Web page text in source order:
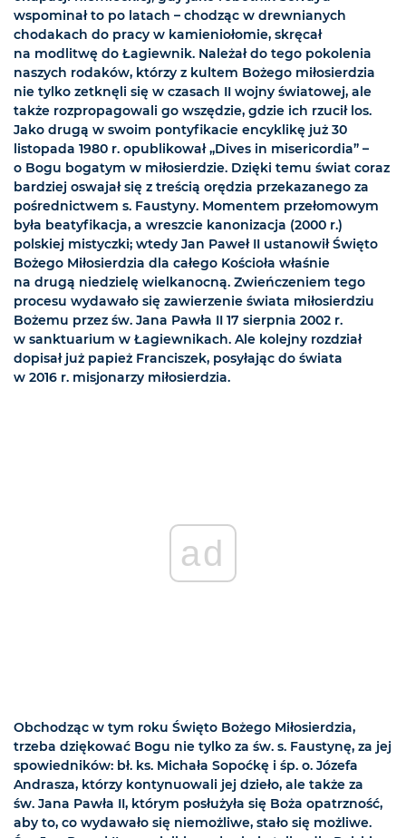
wspominał to po latach – chodząc w drewnianych
chodakach do pracy w kamieniołomie, skręcał
na modlitwę do Łagiewnik. Należał do tego pokolenia
naszych rodaków, którzy z kultem Bożego miłosierdzia
nie tylko zetknęli się w czasach II wojny światowej, ale
także rozpropagowali go wszędzie, gdzie ich rzucił los.
Jako drugą w swoim pontyfikacie encyklikę już 30
listopada 1980 r. opublikował „Dives in misericordia” –
o Bogu bogatym w miłosierdzie. Dzięki temu świat coraz
bardziej oswajał się z treścią orędzia przekazanego za
pośrednictwem s. Faustyny. Momentem przełomowym
była beatyfikacja, a wreszcie kanonizacja (2000 r.)
polskiej mistyczki; wtedy Jan Paweł II ustanowił Święto
Bożego Miłosierdzia dla całego Kościoła właśnie
na drugą niedzielę wielkanocną. Zwieńczeniem tego
procesu wydawało się zawierzenie świata miłosierdziu
Bożemu przez św. Jana Pawła II 17 sierpnia 2002 r.
w sanktuarium w Łagiewnikach. Ale kolejny rozdział
dopisał już papież Franciszek, posyłając do świata
w 2016 r. misjonarzy miłosierdzia.
ad
Obchodząc w tym roku Święto Bożego Miłosierdzia,
trzeba dziękować Bogu nie tylko za św. s. Faustynę, za jej
spowiedników: bł. ks. Michała Sopoćkę i śp. o. Józefa
Andrasza, którzy kontynuowali jej dzieło, ale także za
św. Jana Pawła II, którym posłużyła się Boża opatrzność,
aby to, co wydawało się niemożliwe, stało się możliwe.